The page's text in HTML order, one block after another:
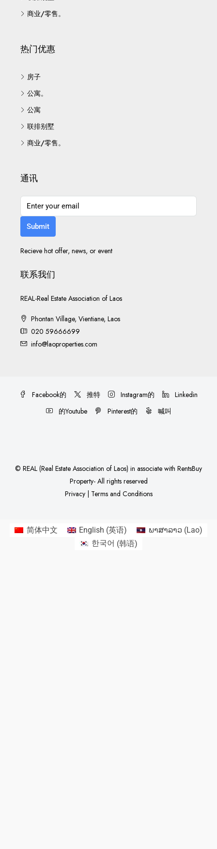
商业/零售。
热门优惠
房子
公寓。
公寓
联排别墅
商业/零售。
通讯
Submit
Recieve hot offer, news, or event
联系我们
REAL-Real Estate Association of Laos
Phontan Village, Vientiane, Laos
020 59666699
info@laoproperties.com
Facebook的 推特 Instagram的
Linkedin
的Youtube
Pinterest的 喊叫
© REAL (Real Estate Association of Laos) in associate with RentsBuy
Property- All rights reserved
Privacy| Terms and Conditions
简体中文 English (英语) ພາສາລາວ (Lao)
한국어 (韩语)